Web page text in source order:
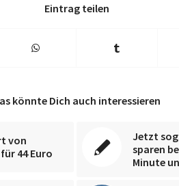
Eintrag teilen
könnte Dich auch interessieren
von
44 Euro
Jetzt
sparen
Minute